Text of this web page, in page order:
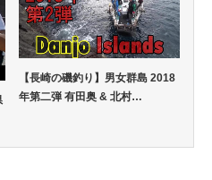
【長崎の磯釣り】男女群島 2018
年第二弾 有田奥 & 北村…